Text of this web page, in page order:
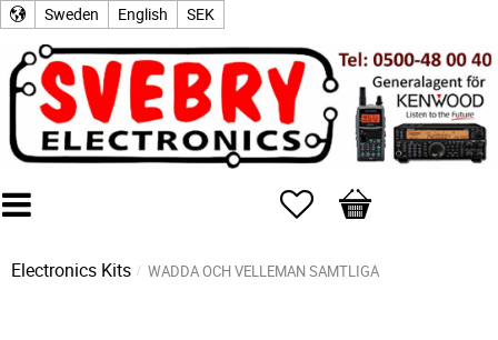
Sweden English SEK
Favorites
Basket
Electronics Kits WADDA OCH VELLEMAN SAMTLIGA